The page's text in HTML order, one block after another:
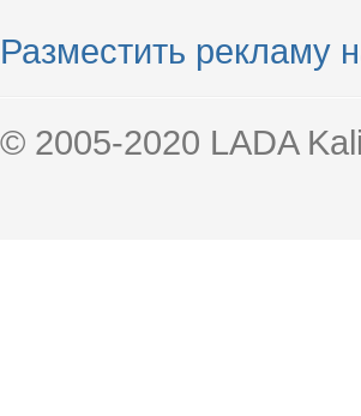
Разместить рекламу
© 2005-2020 LADA